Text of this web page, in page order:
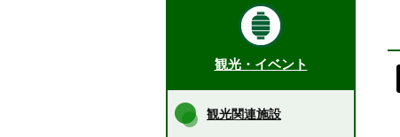
観光・イベント
観光関連施設